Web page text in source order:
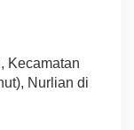
Kecamatan
Nurlian di